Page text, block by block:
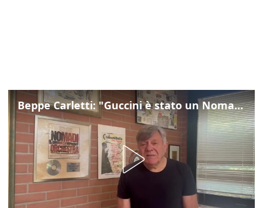
Beppe Carletti: "Guccini è stato un Nomade"